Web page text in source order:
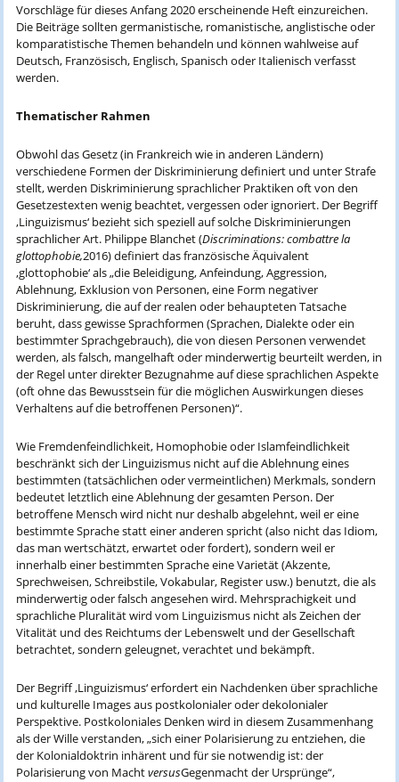
Vorschläge für dieses Anfang 2020 erscheinende Heft einzureichen.
Die Beiträge sollten germanistische, romanistische, anglistische oder
komparatistische Themen behandeln und können wahlweise auf
Deutsch, Französisch, Englisch, Spanisch oder Italienisch verfasst
werden.
Thematischer Rahmen
Obwohl das Gesetz (in Frankreich wie in anderen Ländern)
verschiedene Formen der Diskriminierung definiert und unter Strafe
stellt, werden Diskriminierung sprachlicher Praktiken oft von den
Gesetzestexten wenig beachtet, vergessen oder ignoriert. Der Begriff
‚Linguizismus‘ bezieht sich speziell auf solche Diskriminierungen
sprachlicher Art. Philippe Blanchet (Discriminations: combattre la
glottophobie,2016) definiert das französische Äquivalent
‚glottophobie‘ als „die Beleidigung, Anfeindung, Aggression,
Ablehnung, Exklusion von Personen, eine Form negativer
Diskriminierung, die auf der realen oder behaupteten Tatsache
beruht, dass gewisse Sprachformen (Sprachen, Dialekte oder ein
bestimmter Sprachgebrauch), die von diesen Personen verwendet
werden, als falsch, mangelhaft oder minderwertig beurteilt werden, in
der Regel unter direkter Bezugnahme auf diese sprachlichen Aspekte
(oft ohne das Bewusstsein für die möglichen Auswirkungen dieses
Verhaltens auf die betroffenen Personen)“.
Wie Fremdenfeindlichkeit, Homophobie oder Islamfeindlichkeit
beschränkt sich der Linguizismus nicht auf die Ablehnung eines
bestimmten (tatsächlichen oder vermeintlichen) Merkmals, sondern
bedeutet letztlich eine Ablehnung der gesamten Person. Der
betroffene Mensch wird nicht nur deshalb abgelehnt, weil er eine
bestimmte Sprache statt einer anderen spricht (also nicht das Idiom,
das man wertschätzt, erwartet oder fordert), sondern weil er
innerhalb einer bestimmten Sprache eine Varietät (Akzente,
Sprechweisen, Schreibstile, Vokabular, Register usw.) benutzt, die als
minderwertig oder falsch angesehen wird. Mehrsprachigkeit und
sprachliche Pluralität wird vom Linguizismus nicht als Zeichen der
Vitalität und des Reichtums der Lebenswelt und der Gesellschaft
betrachtet, sondern geleugnet, verachtet und bekämpft.
Der Begriff ‚Linguizismus‘ erfordert ein Nachdenken über sprachliche
und kulturelle Images aus postkolonialer oder dekolonialer
Perspektive. Postkoloniales Denken wird in diesem Zusammenhang
als der Wille verstanden, „sich einer Polarisierung zu entziehen, die
der Kolonialdoktrin inhärent und für sie notwendig ist: der
Polarisierung von MachtversusGegenmacht der Ursprünge“,